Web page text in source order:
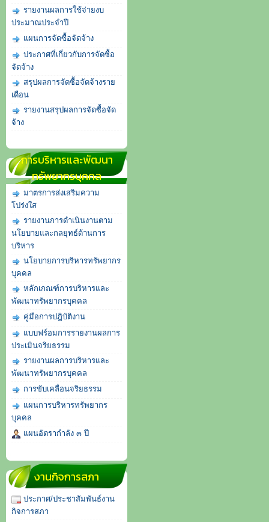
รายงานผลการใช้จ่ายงบ
ประมาณประจำปี
แผนการจัดซื้อจัดจ้าง
ประกาศที่เกี่ยวกับการจัดซื้อ
จัดจ้าง
สรุปผลการจัดซื้อจัดจ้างราย
เดือน
รายงานสรุปผลการจัดซื้อจัด
จ้าง
การบริหารและพัฒนา
ทรัพยากรบุคคล
มาตรการส่งเสริมความ
โปร่งใส
รายงานการดำเนินงานตาม
นโยบายและกลยุทธ์ด้านการ
บริหาร
นโยบายการบริหารทรัพยากร
บุคคล
หลักเกณฑ์การบริหารและ
พัฒนาทรัพยากรบุคคล
คู่มือการปฎิบัติงาน
แบบฟร์อมการรายงานผลการ
ประเมินจริยธรรม
รายงานผลการบริหารและ
พัฒนาทรัพยากรบุคคล
การขับเคลื่อนจริยธรรม
แผนการบริหารทรัพยากร
บุคคล
แผนอัตรากำลัง ๓ ปี
งานกิจการสภา
ประกาศ/ประชาสัมพันธ์งาน
กิจการสภา